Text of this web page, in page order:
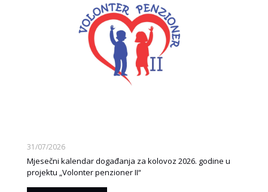
31/07/2026
Mjesečni kalendar događanja za kolovoz 2026. godine u
projektu „Volonter penzioner II“